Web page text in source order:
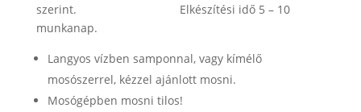
szerint. Elkészítési idő 5 – 10
munkanap.
Langyos vízben samponnal, vagy kímélő
mosószerrel, kézzel ajánlott mosni.
Mosógépben mosni tilos!